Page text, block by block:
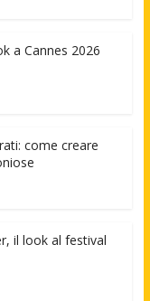
a Cannes 2026
come creare
il look al festival